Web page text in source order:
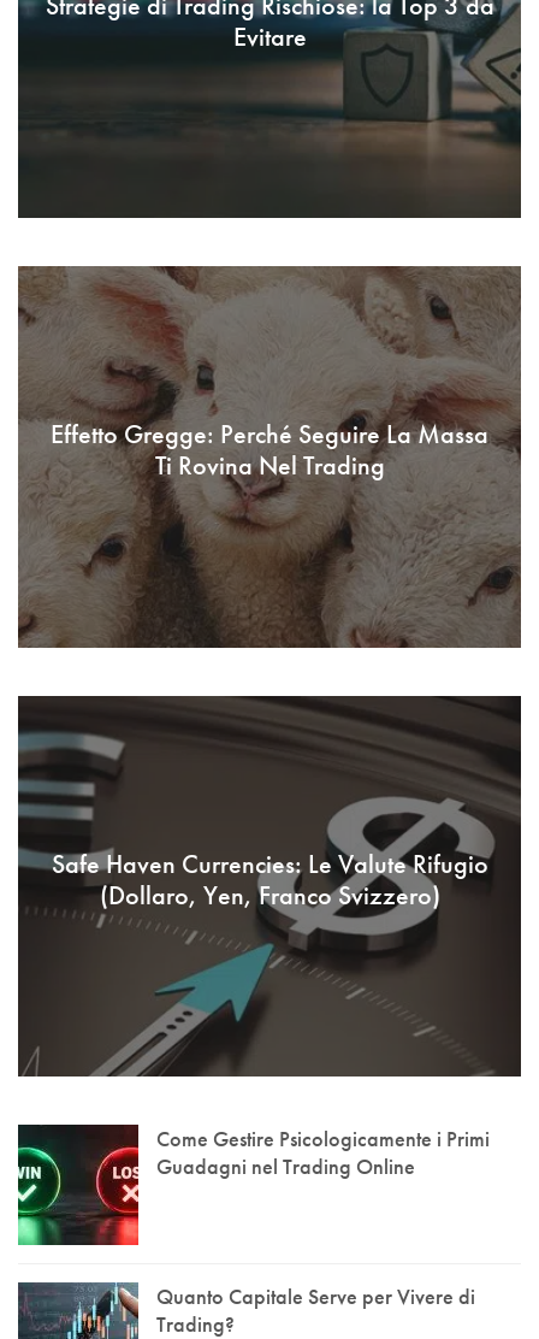
Evitare
Effetto Gregge: Perché Seguire La Massa
Ti Rovina Nel Trading
Safe Haven Currencies: Le Valute Rifugio
(Dollaro, Yen, Franco Svizzero)
Come Gestire Psicologicamente i Primi
Guadagni nel Trading Online
Quanto Capitale Serve per Vivere di
Trading?